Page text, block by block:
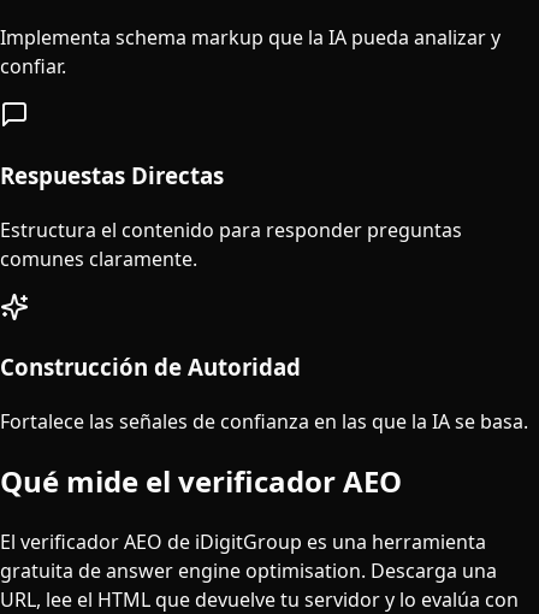
Implementa schema markup que la IA pueda analizar y
confiar.
Respuestas Directas
Estructura el contenido para responder preguntas
comunes claramente.
Construcción de Autoridad
Fortalece las señales de confianza en las que la IA se basa.
Qué mide el verificador AEO
El verificador AEO de iDigitGroup es una herramienta
gratuita de answer engine optimisation. Descarga una
URL, lee el HTML que devuelve tu servidor y lo evalúa con